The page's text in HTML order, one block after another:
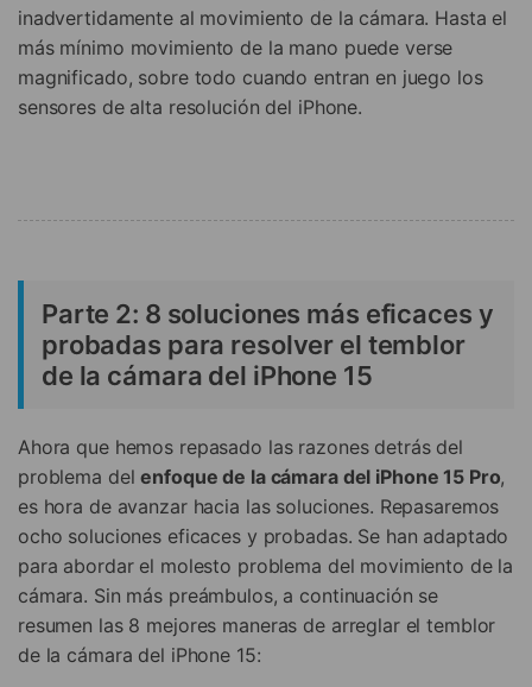
inadvertidamente al movimiento de la cámara. Hasta el
más mínimo movimiento de la mano puede verse
magnificado, sobre todo cuando entran en juego los
sensores de alta resolución del iPhone.
Parte 2: 8 soluciones más eficaces y
probadas para resolver el temblor
de la cámara del iPhone 15
Ahora que hemos repasado las razones detrás del
problema del enfoque de la cámara del iPhone 15 Pro,
es hora de avanzar hacia las soluciones. Repasaremos
ocho soluciones eficaces y probadas. Se han adaptado
para abordar el molesto problema del movimiento de la
cámara. Sin más preámbulos, a continuación se
resumen las 8 mejores maneras de arreglar el temblor
de la cámara del iPhone 15: